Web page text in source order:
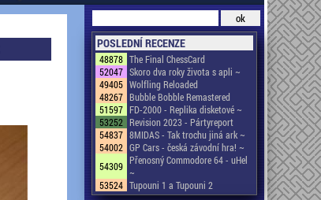
POSLEDNÍ RECENZE
48878 The Final ChessCard
52047 Skoro dva roky života s apli ~
49405 Wolfling Reloaded
48267 Bubble Bobble Remastered
51597 FD-2000 - Replika disketové ~
53252 Revision 2023 - Pártyreport
54837 8MIDAS - Tak trochu jiná ark ~
54002 GP Cars - česká závodní hra! ~
54309 Přenosný Commodore 64 - uHel
~
53524 Tupouni 1 a Tupouni 2